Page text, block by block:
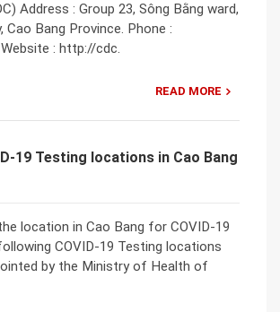
Address : Group 23, Sông Bằng ward,
Cao Bang Province. Phone :
: http://cdc.
READ MORE
19 Testing locations in Cao Bang
location in Cao Bang for COVID-19
COVID-19 Testing locations
by the Ministry of Health of